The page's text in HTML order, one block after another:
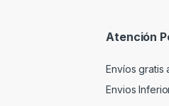
Atención
Envíos gratis
Envios